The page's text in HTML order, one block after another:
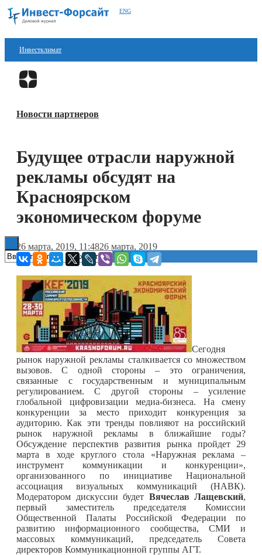
ENG
Инвестклимат
Финансы
Блокчейн
Технологии
ESG
Книги
Новости партнеров
Будущее отрасли наружной
рекламы обсудят на
Красноярском
экономическом форуме
26 марта, 2019, 11:4826 марта, 2019
Сегодня
рынок наружной рекламы сталкивается со множеством
вызовов. С одной стороны – это ограничения,
связанные с государственным и муниципальным
регулированием. С другой стороны – усиление
глобальной цифровизации медиа-бизнеса. На смену
конкуренции за место приходит конкуренция за
аудиторию. Как эти тренды повлияют на российский
рынок наружной рекламы в ближайшие годы?
Обсуждение перспектив развития рынка пройдет 29
марта в ходе круглого стола «Наружная реклама –
инструмент коммуникации и конкуренции»,
организованного по инициативе Национальной
ассоциация визуальных коммуникаций (НАВК).
Модератором дискуссии будет Вячеслав Лащевский,
первый заместитель председателя Комиссии
Общественной Палаты Российской Федерации по
развитию информационного сообщества, СМИ и
массовых коммуникаций, председатель Совета
директоров Коммуникационной группы АГТ.